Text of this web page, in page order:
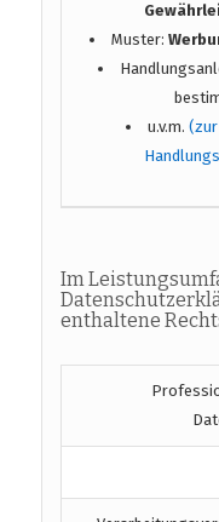
Muster:
u.v.m.(zur
Im
enthaltene